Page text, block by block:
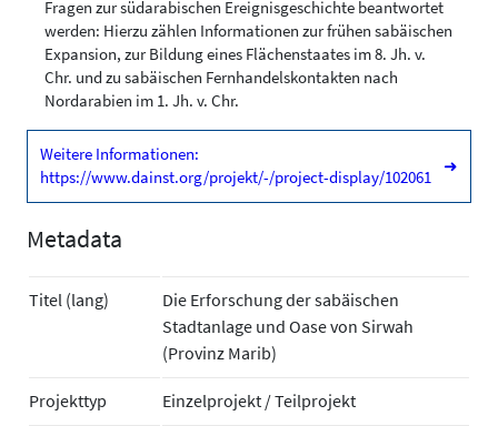
Fragen zur südarabischen Ereignisgeschichte beantwortet
werden: Hierzu zählen Informationen zur frühen sabäischen
Expansion, zur Bildung eines Flächenstaates im 8. Jh. v.
Chr. und zu sabäischen Fernhandelskontakten nach
Nordarabien im 1. Jh. v. Chr.
Weitere Informationen:
https://www.dainst.org/projekt/-/project-display/102061
➜
Metadata
Titel (lang)
Die Erforschung der sabäischen
Stadtanlage und Oase von Sirwah
(Provinz Marib)
Projekttyp Einzelprojekt / Teilprojekt